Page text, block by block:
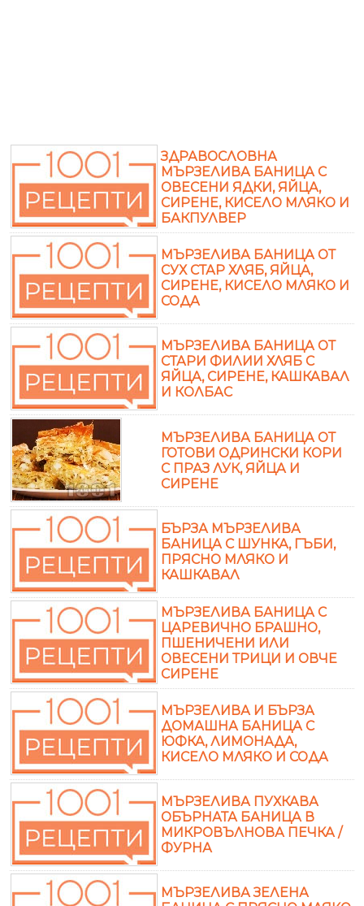
ЗДРАВОСЛОВНА
МЪРЗЕЛИВА БАНИЦА С
ОВЕСЕНИ ЯДКИ, ЯЙЦА,
СИРЕНЕ, КИСЕЛО МЛЯКО И
БАКПУЛВЕР
МЪРЗЕЛИВА БАНИЦА ОТ
СУХ СТАР ХЛЯБ, ЯЙЦА,
СИРЕНЕ, КИСЕЛО МЛЯКО И
СОДА
МЪРЗЕЛИВА БАНИЦА ОТ
СТАРИ ФИЛИИ ХЛЯБ С
ЯЙЦА, СИРЕНЕ, КАШКАВАЛ
И КОЛБАС
МЪРЗЕЛИВА БАНИЦА ОТ
ГОТОВИ ОДРИНСКИ КОРИ
С ПРАЗ ЛУК, ЯЙЦА И
СИРЕНЕ
БЪРЗА МЪРЗЕЛИВА
БАНИЦА С ШУНКА, ГЪБИ,
ПРЯСНО МЛЯКО И
КАШКАВАЛ
МЪРЗЕЛИВА БАНИЦА С
ЦАРЕВИЧНО БРАШНО,
ПШЕНИЧЕНИ ИЛИ
ОВЕСЕНИ ТРИЦИ И ОВЧЕ
СИРЕНЕ
МЪРЗЕЛИВА И БЪРЗА
ДОМАШНА БАНИЦА С
ЮФКА, ЛИМОНАДА,
КИСЕЛО МЛЯКО И СОДА
МЪРЗЕЛИВА ПУХКАВА
ОБЪРНАТА БАНИЦА В
МИКРОВЪЛНОВА ПЕЧКА /
ФУРНА
МЪРЗЕЛИВА ЗЕЛЕНА